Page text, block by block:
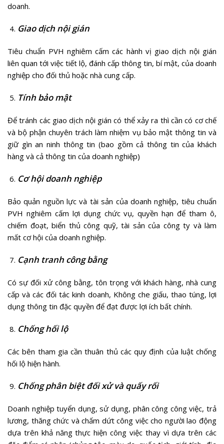
doanh.
Giao dịch nội gián
Tiêu chuẩn PVH nghiêm cấm các hành vị giao dịch nội gián
liên quan tới việc tiết lộ, đánh cấp thông tin, bí mật, của doanh
nghiệp cho đối thủ hoặc nhà cung cấp.
Tính bảo mật
Để tránh các giao dịch nội gián có thể xảy ra thì cần có cơ chế
và bộ phận chuyên trách làm nhiệm vụ bảo mật thông tin và
giữ gìn an ninh thông tin (bao gồm cả thông tin của khách
hàng và cả thông tin của doanh nghiệp)
Cơ hội doanh nghiệp
Bảo quản nguồn lực và tài sản của doanh nghiệp, tiêu chuẩn
PVH nghiêm cấm lợi dụng chức vụ, quyền hạn để tham ô,
chiếm đoạt, biển thủ công quỹ, tài sản của công ty và làm
mất cơ hội của doanh nghiệp.
Cạnh tranh công bằng
Có sự đối xử công bằng, tôn trọng với khách hàng, nhà cung
cấp và các đối tác kinh doanh, Không che giấu, thao túng, lợi
dụng thông tin đặc quyền để đạt được lợi ích bất chính.
Chống hối lộ
Các bên tham gia cần thuân thủ các quy định của luật chống
hối lộ hiện hành.
Chống phân biệt đối xử và quấy rối
Doanh nghiệp tuyển dụng, sử dụng, phân công công việc, trả
lương, thăng chức và chấm dứt công việc cho người lao động
dựa trên khả năng thực hiện công việc thay vì dựa trên các